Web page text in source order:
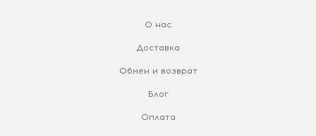
О нас
Доставка
Обмен и возврат
Блог
Оплата